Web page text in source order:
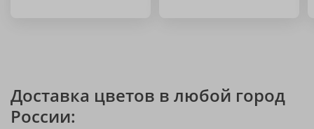
Доставка цветов в любой город
России: